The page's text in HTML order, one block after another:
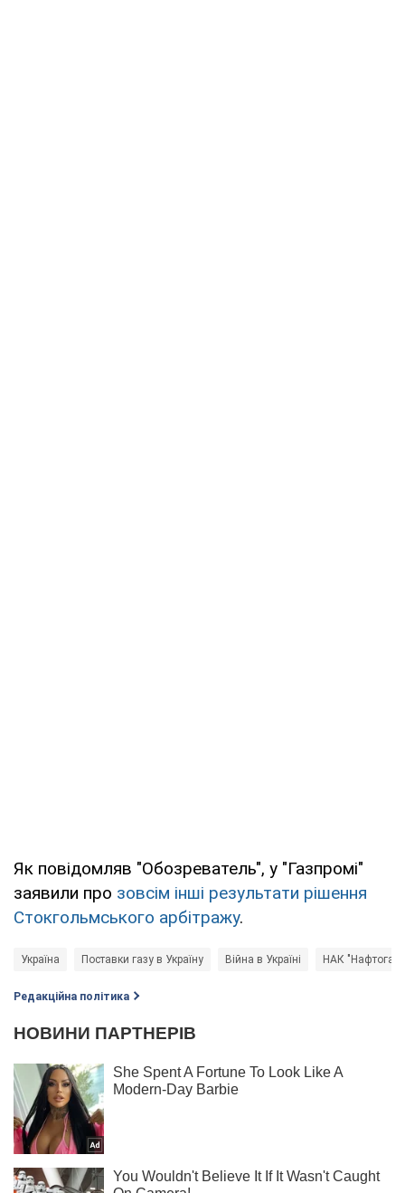
Як повідомляв "Обозреватель", у "Газпромі"
заявили про зовсім інші результати рішення
Стокгольмського арбітражу.
Україна Поставки газу в Україну Війна в Україні НАК "Нафтогаз"
Редакційна політика